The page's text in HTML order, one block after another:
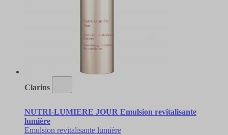
Clarins
NUTRI-LUMIERE JOUR Emulsion revitalisante
lumière
Emulsion revitalisante lumière